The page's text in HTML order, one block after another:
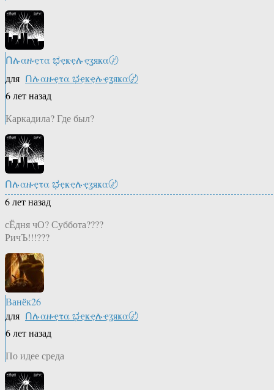
Ոሉαዙҿτα ಭҿҝҿሉҿʓяҝα〄
для Ոሉαዙҿτα ಭҿҝҿሉҿʓяҝα〄
6 лет назад
Каркадила? Где был?
Ոሉαዙҿτα ಭҿҝҿሉҿʓяҝα〄
6 лет назад
сЁдня чО? Суббота????
РичЪ!!!???
Ванёк26
для Ոሉαዙҿτα ಭҿҝҿሉҿʓяҝα〄
6 лет назад
По идее среда